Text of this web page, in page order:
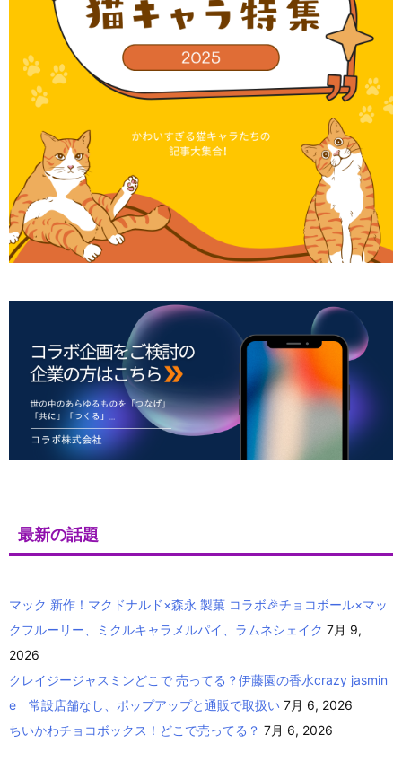
最新の話題
マック 新作！マクドナルド×森永 製菓 コラボ🎉チョコボール×マッ
クフルーリー、ミクルキャラメルパイ、ラムネシェイク 7月 9,
2026
クレイジージャスミンどこで 売ってる？伊藤園の香水crazy jasmin
e 常設店舗なし、ポップアップと通販で取扱い 7月 6, 2026
ちいかわチョコボックス！どこで売ってる？ 7月 6, 2026